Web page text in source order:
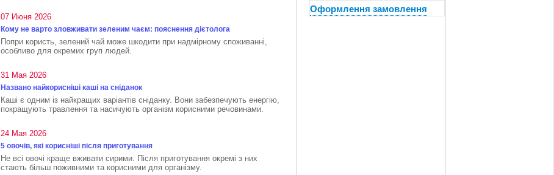
07 Июня 2026
Кому не варто зловживати зеленим чаєм: пояснення дієтолога
Попри користь, зелений чай може шкодити при надмірному споживанні,
особливо для окремих груп людей.
31 Мая 2026
Названо найкорисніші каші на сніданок
Каші є одним із найкращих варіантів сніданку. Вони забезпечують енергію,
покращують травлення та насичують організм корисними речовинами.
24 Мая 2026
5 овочів, які корисніші після приготування
Не всі овочі краще вживати сирими. Після приготування окремі з них
стають більш поживними та корисними для організму.
Оформлення замовлення